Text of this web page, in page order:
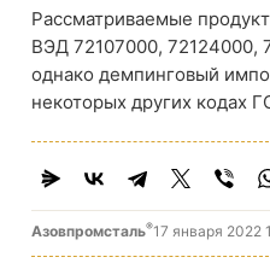
Рассматриваемые
ВЭД 72107000, 72124000,
однако демпинговый
некоторых других кодах
Азовпромсталь®17 января 2022